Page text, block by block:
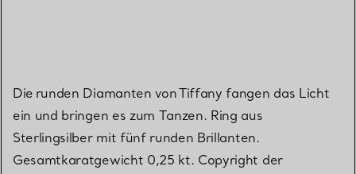
Die runden Diamanten von Tiffany fangen das Licht
ein und bringen es zum Tanzen. Ring aus
Sterlingsilber mit fünf runden Brillanten.
Gesamtkaratgewicht 0,25 kt. Copyright der